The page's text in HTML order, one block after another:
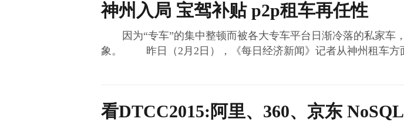
神州入局 宝驾补贴 p2p租车再任性
因为“专车”的集中整顿而被各大专车平台日渐冷落的私家车
象。 昨日（2月2日），《每日经济新闻》记者从神州租车方
看DTCC2015:阿里、360、京东